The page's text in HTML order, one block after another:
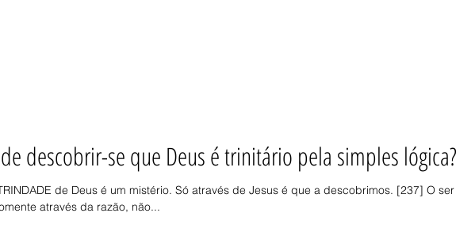
descobrir-se que Deus é trinitário pela simples lógica?
de Deus é um mistério. Só através de Jesus é que a descobrimos. [237] O ser
através da razão, não...